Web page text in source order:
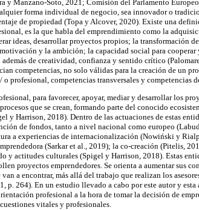
y Manzano-Soto, 2021; Comisión del Parlamento
forma individual de negocio, sea innovador o
de propiedad (Topa y Alcover, 2020). Existe una
es la que habla del emprendimiento como la
ideas, desarrollar proyectos propios; la transformación
y la ambición; la capacidad social para cooperar
de creatividad, confianza y sentido crítico
competencias, no solo válidas para la creación de un
profesional, competencias transversales y competencias
para favorecer, apoyar, mediar y desarrollar los
que se crean, formando parte del conocido
Harrison, 2018). Dentro de las actuaciones de estas
de fondos, tanto a nivel nacional como europeo
a experiencias de internacionalización (Nowiński y
(Sarkar et al., 2019); la co-creación (Pitelis,
y actitudes culturales (Spigel y Harrison, 2018). Estas
proyectos emprendedores. Se orienta a aumentar sus
a encontrar, más allá del trabajo que realizan los
p. 264). En un estudio llevado a cabo por este autor y esta
profesional a la hora de tomar la decisión de
vitales y profesionales.